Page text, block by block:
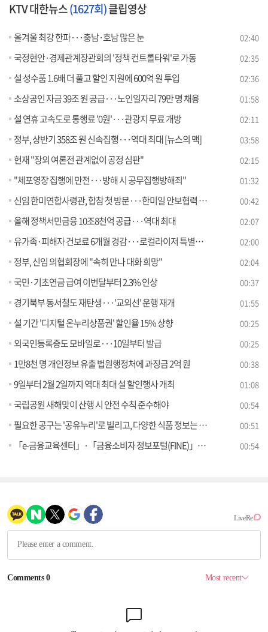
KTV 대한뉴스(1627회)클립영상
올겨울 최강 한파···충남·호남 많은 눈 02:40
국정현안·경제관계장관회의 '정책 컨트롤타워'로 가동 02:35
설 성수품 1.6배 더 풀고 할인 지원에 600억 원 투입 02:36
소상공인 자금 39조 원 공급···노인일자리 79만 명 채용 01:58
설 연휴 고속도로 통행료 '0원'···관광지 무료 개방 02:11
정부, 상반기 358조 원 신속집행···역대 최대 [뉴스의 맥] 03:58
헌재 "장외 여론전 관계없이 공정 심판" 02:15
"체포영장 집행에 만전···방해 시 공무집행방해죄" 01:32
신임 한미연합사령관, 합참 첫 방문···한미일 안보협력 강조 00:42
올해 정책서민금융 10조8천억 공급···역대 최대 02:07
유가족·피해자 건보료 6개월 경감···로컬라이저 특별교육 02:00
정부, 신임 의협회장에 "속히 만나 대화 희망" 02:04
국민·기초연금 급여 이번달부터 2.3% 인상 00:37
경기북부 동서철도 재탄생···'교외선' 운행 재개 01:55
설 기간 '디지털 온누리상품권' 할인율 15% 상향 00:25
외국인등록증도 모바일로···10일부터 발급 00:25
1만8천 명 개인정보 유출 법원행정처에 과징금 2억 원 00:38
9일부터 2월 2일까지 역대 최대 설 할인행사 개최 01:08
국립공원 새해맞이 산행 시 안전 수칙 준수해야 00:54
필요한 공구는 '공유누리'로 빌리고, 다양한 식품 정보는 '푸드QR'로 찾고! 00:51
「e-금융교육센터」·「금융소비자 정보포털(FINE)」의 이용이 더욱 편리해집니다 00:54